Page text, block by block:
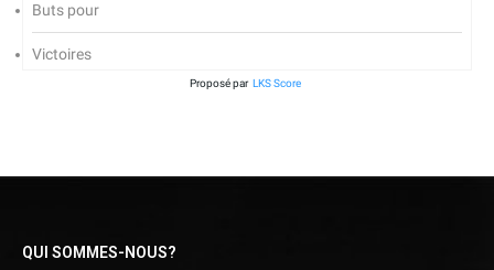
Buts pour
Victoires
Proposé par LKS Score
QUI SOMMES-NOUS?